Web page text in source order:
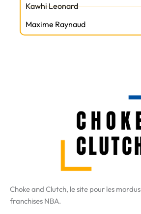
Kawhi Leonard
Maxime Raynaud
Choke and Clutch, le site pour les
franchises NBA.